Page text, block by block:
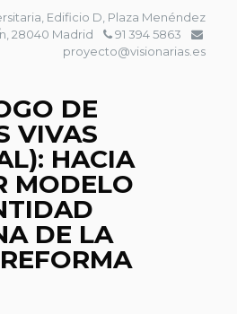
Edificio D, Plaza Menéndez
28040 Madrid
91 394 5863
proyecto@visionarias.es
DE
VIVAS
HACIA
MODELO
DE LA